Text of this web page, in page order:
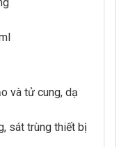
và tử cung, dạ
sát trùng thiết bị